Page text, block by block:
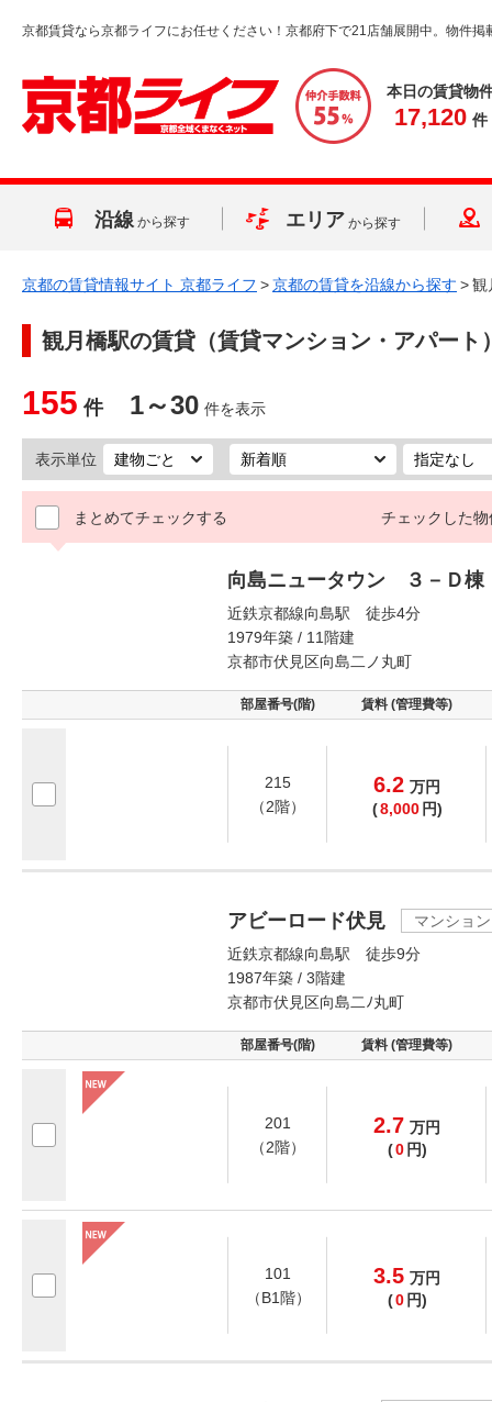
京都賃貸なら京都ライフにお任せください！京都府下で21店舗展開中。物件掲
本日の賃貸物
17,120 件
沿線 から探す エリア から探す
京都の賃貸情報サイト 京都ライフ >京都の賃貸を沿線から探す >観
観月橋駅の賃貸（賃貸マンション・アパート
155 件 1～30 件を表示
表示単位
まとめてチェックする チェックした物
向島ニュータウン ３－Ｄ棟
近鉄京都線向島駅 徒歩4分
1979年築 / 11階建
京都市伏見区向島二ノ丸町
部屋番号(階) 賃料 (管理費等)
215
（2階）
6.2 万円
(8,000 円)
アビーロード伏見
マンション
近鉄京都線向島駅 徒歩9分
1987年築 / 3階建
京都市伏見区向島二ﾉ丸町
部屋番号(階) 賃料 (管理費等)
201
（2階）
2.7 万円
(0 円)
101
（B1階）
3.5 万円
(0 円)